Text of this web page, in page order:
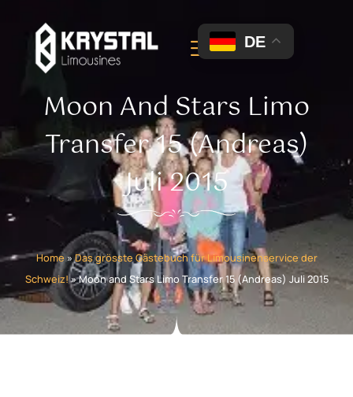
Moon And Stars Limo
Transfer 15 (Andreas)
Juli 2015
Home»Das grösste Gästebuch für Limousinenservice der
Schweiz!»Moon and Stars Limo Transfer 15 (Andreas) Juli 2015
DE